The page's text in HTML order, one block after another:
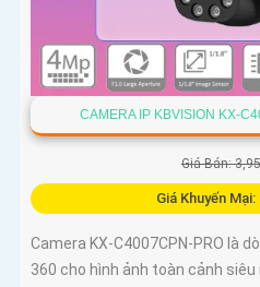
CAMERA IP KBVISION KX-
Giá Bán:
Giá Khuyến
Camera KX-C4007CPN-PRO là
360 cho hình ảnh toàn cảnh